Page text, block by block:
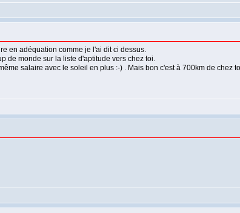
en adéquation comme je l'ai dit ci dessus.
de monde sur la liste d'aptitude vers chez toi.
salaire avec le soleil en plus :-) . Mais bon c'est à 700km de chez